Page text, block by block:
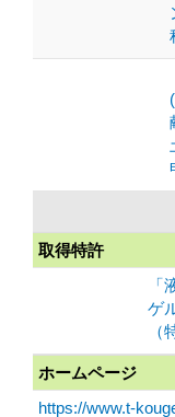
取得特許
ゲ
（
ホームページ
https://www.t-